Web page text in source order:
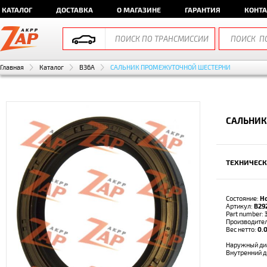
КАТАЛОГ ДОСТАВКА О МАГАЗИНЕ ГАРАНТИЯ
Главная Каталог B36A САЛЬНИК ПРОМЕЖУТОЧНОЙ ШЕСТЕРНИ
Состояние:
Артикул:
Part number:
Вес нетто:
Наружный
Внутренний